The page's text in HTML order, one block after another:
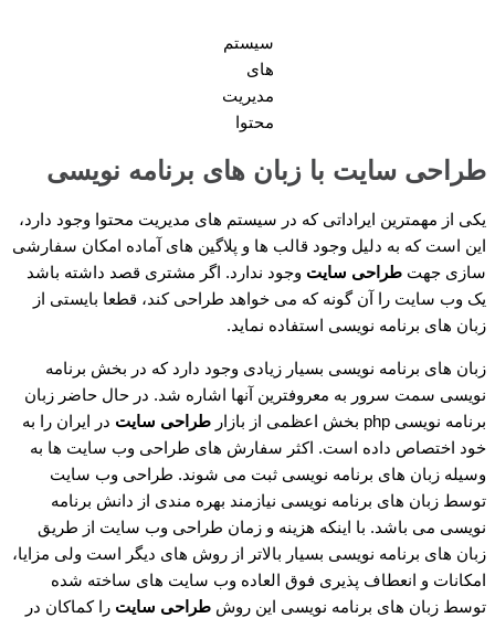
سیستم
های
مدیریت
محتوا
طراحی سایت با زبان های برنامه نویسی
یکی از مهمترین ایراداتی که در سیستم های مدیریت محتوا وجود دارد،
این است که به دلیل وجود قالب ها و پلاگین های آماده امکان سفارشی
سازی جهت طراحی سایت وجود ندارد. اگر مشتری قصد داشته باشد
یک وب سایت را آن گونه که می خواهد طراحی کند، قطعا بایستی از
زبان های برنامه نویسی استفاده نماید.
زبان های برنامه نویسی بسیار زیادی وجود دارد که در بخش برنامه
نویسی سمت سرور به معروفترین آنها اشاره شد. در حال حاضر زبان
برنامه نویسی php بخش اعظمی از بازار
طراحی سایت در ایران را به
خود اختصاص داده است. اکثر سفارش های طراحی وب سایت ها به
وسیله زبان های برنامه نویسی ثبت می شوند. طراحی وب سایت
توسط زبان های برنامه نویسی نیازمند بهره مندی از دانش برنامه
نویسی می باشد. با اینکه هزینه و زمان طراحی وب سایت از طریق
زبان های برنامه نویسی بسیار بالاتر از روش های دیگر است ولی مزایا،
امکانات و انعطاف پذیری فوق العاده وب سایت های ساخته شده
توسط زبان های برنامه نویسی این روش طراحی سایت را کماکان در